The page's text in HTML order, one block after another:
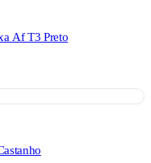
Af T3 Preto